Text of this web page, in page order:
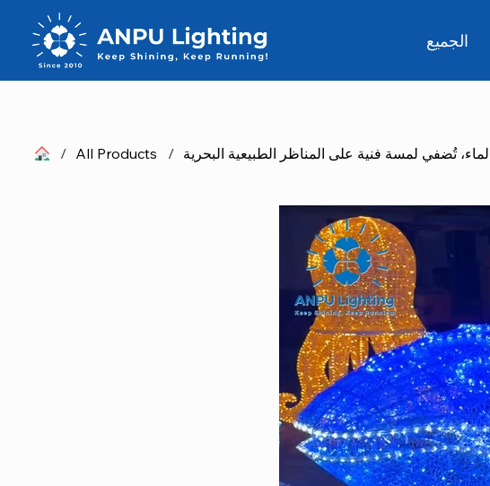
الجميع
/ All Products /